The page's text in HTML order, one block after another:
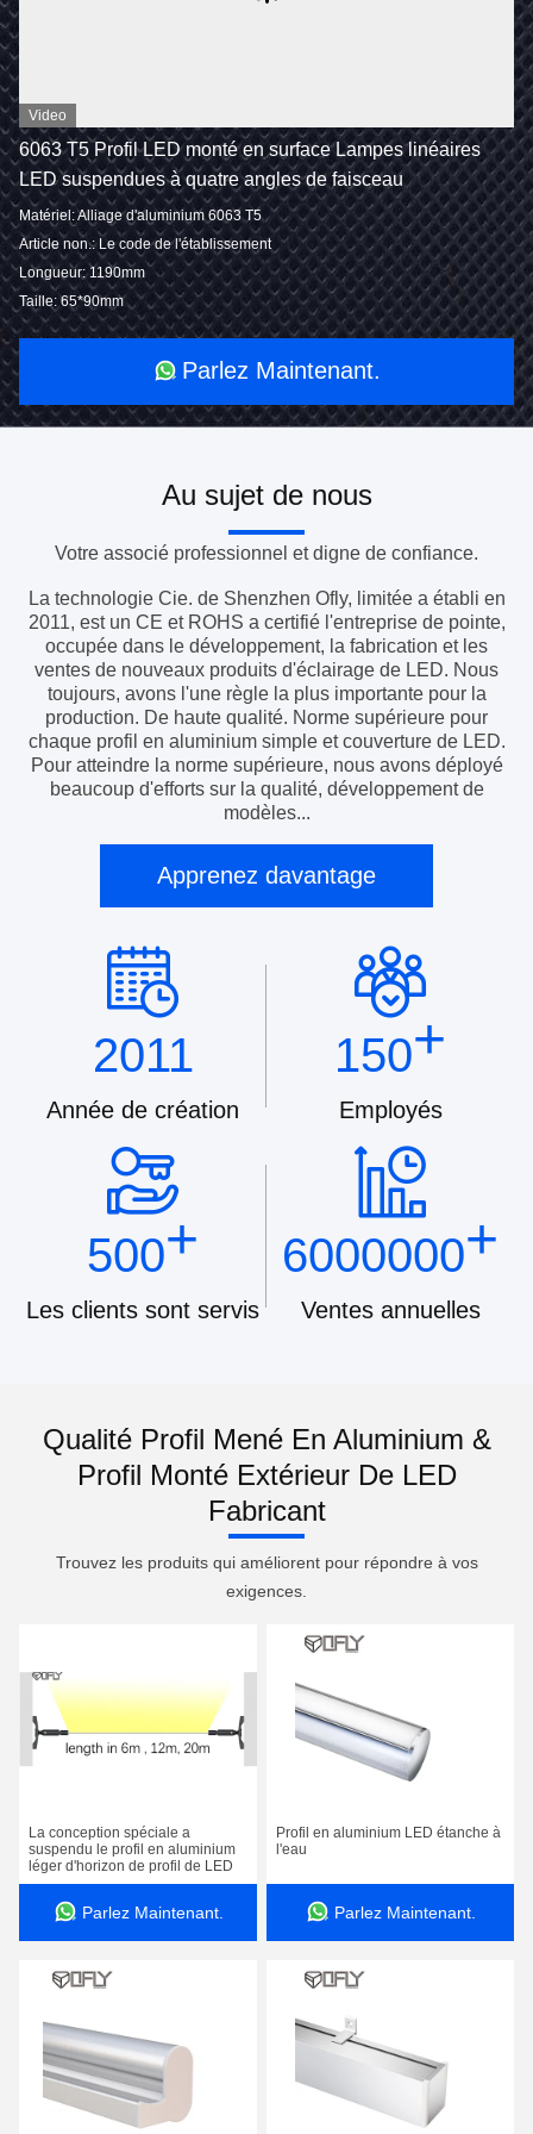
Video
6063 T5 Profil LED monté en surface Lampes linéaires
LED suspendues à quatre angles de faisceau
Matériel: Alliage d'aluminium 6063 T5
Article non.: Le code de l'établissement
Longueur: 1190mm
Taille: 65*90mm
Parlez Maintenant.
Au sujet de nous
Votre associé professionnel et digne de confiance.
La technologie Cie. de Shenzhen Ofly, limitée a établi en
2011, est un CE et ROHS a certifié l'entreprise de pointe,
occupée dans le développement, la fabrication et les
ventes de nouveaux produits d'éclairage de LED. Nous
toujours, avons l'une règle la plus importante pour la
production. De haute qualité. Norme supérieure pour
chaque profil en aluminium simple et couverture de LED.
Pour atteindre la norme supérieure, nous avons déployé
beaucoup d'efforts sur la qualité, développement de
modèles...
Apprenez davantage
2011
Année de création
150+
Employés
500+
Les clients sont servis
6000000+
Ventes annuelles
Qualité Profil Mené En Aluminium &
Profil Monté Extérieur De LED
Fabricant
Trouvez les produits qui améliorent pour répondre à vos
exigences.
La conception spéciale a
suspendu le profil en aluminium
léger d'horizon de profil de LED
Parlez Maintenant.
Profil en aluminium LED étanche à
l'eau
Parlez Maintenant.